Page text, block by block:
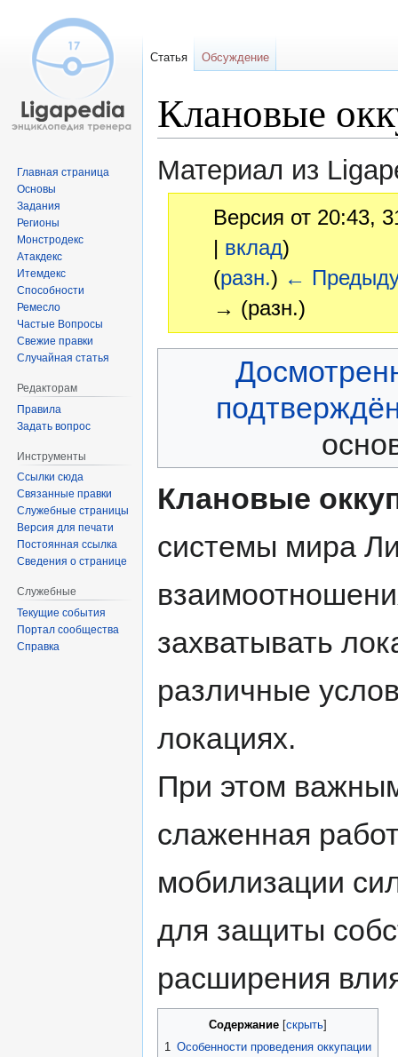
Клановые
Материал из
Версия от 20:43,
| вклад)
(разн.) ←
→ (разн.)
Клановые
системы мира
захватывать
различные
локациях.
При этом
слаженная
мобилизации
для защиты
расширения
Содержание
1 Особенности проведения оккупации
Статья Обсуждение
Главная страница
Основы
Задания
Регионы
Монстродекс
Атакдекс
Итемдекс
Способности
Ремесло
Частые Вопросы
Свежие правки
Случайная статья
Редакторам
Правила
Задать вопрос
Инструменты
Ссылки сюда
Связанные правки
Служебные страницы
Версия для печати
Постоянная ссылка
Сведения о странице
Служебные
Текущие события
Портал сообщества
Справка